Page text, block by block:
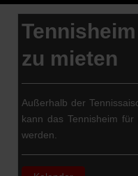
zu mieten
Außerhalb der
kann das Tennisheim
werden.